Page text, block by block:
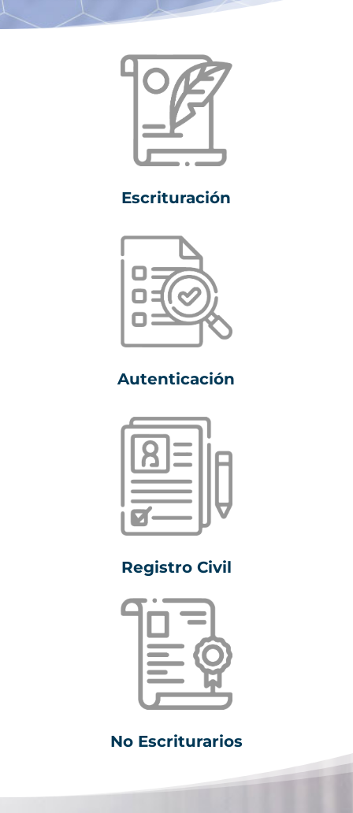
Escrituración
Autenticación
Registro Civil
No Escriturarios